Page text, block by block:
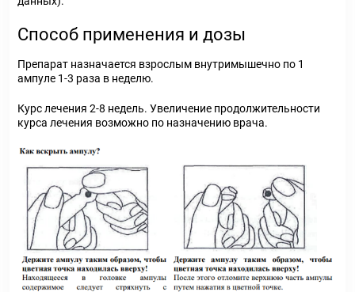
Способ применения и дозы
Препарат назначается взрослым внутримышечно по 1
ампуле 1-3 раза в неделю.
Курс лечения 2-8 недель. Увеличение продолжительности
курса лечения возможно по назначению врача.